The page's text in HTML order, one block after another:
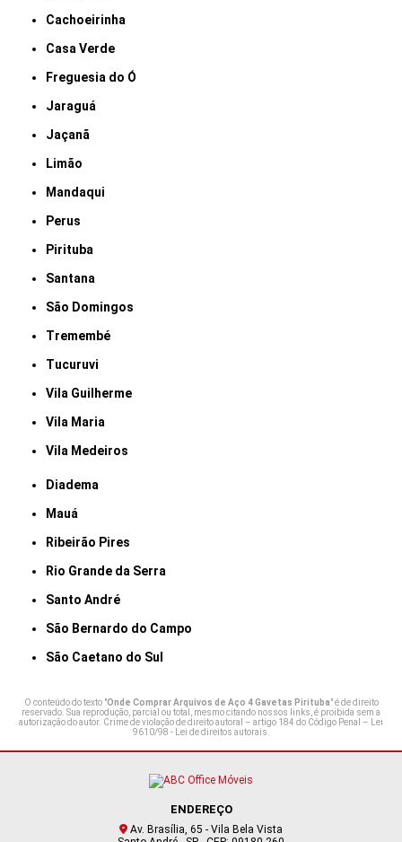
Cachoeirinha
Casa Verde
Freguesia do Ó
Jaraguá
Jaçanã
Limão
Mandaqui
Perus
Pirituba
Santana
São Domingos
Tremembé
Tucuruvi
Vila Guilherme
Vila Maria
Vila Medeiros
Diadema
Mauá
Ribeirão Pires
Rio Grande da Serra
Santo André
São Bernardo do Campo
São Caetano do Sul
O conteúdo do texto "Onde Comprar Arquivos de Aço 4 Gavetas Pirituba" é de direito
reservado. Sua reprodução, parcial ou total, mesmo citando nossos links, é proibida sem a
autorização do autor. Crime de violação de direito autoral – artigo 184 do Código Penal – Lei
9610/98 - Lei de direitos autorais.
ENDEREÇO
Av. Brasília, 65 - Vila Bela Vista